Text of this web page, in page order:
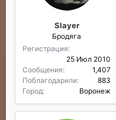
Slayer
Бродяга
Регистрация
25 Июл 2010
Сообщения
1,407
Поблагодарили
883
Город
Воронеж